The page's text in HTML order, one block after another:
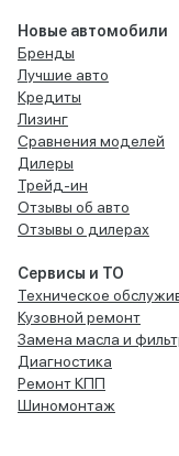
Новые автомобили
Бренды
Лучшие авто
Кредиты
Лизинг
Сравнения моделей
Дилеры
Трейд-ин
Отзывы об авто
Отзывы о дилерах
Сервисы и ТО
Техническое
Кузовной ремонт
Замена масла и
Диагностика
Ремонт КПП
Шиномонтаж